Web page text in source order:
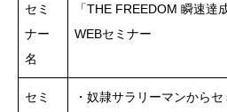
セミ
ナー
名
「THE FREEDOM 瞬速達
WEBセミナー
セミ
・奴隷サラリーマンから